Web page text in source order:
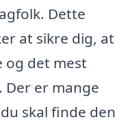
Dette
at sikre dig, at
og det mest
er mange
skal finde den